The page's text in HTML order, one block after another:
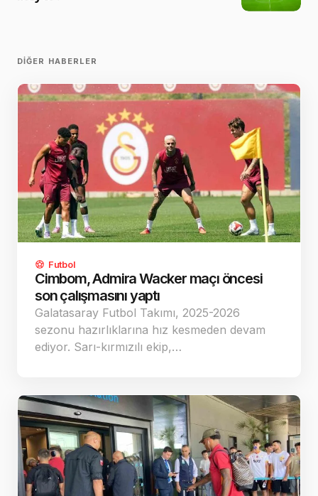
DIĞER HABERLER
Futbol
Cimbom, Admira Wacker maçı öncesi
son çalışmasını yaptı
Galatasaray Futbol Takımı, 2025-2026
sezonu hazırlıklarına hız kesmeden devam
ediyor. Sarı-kırmızılı ekip,…